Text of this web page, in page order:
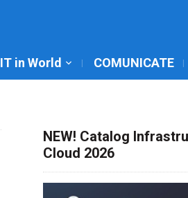
IT in World COMUNICATE
NEW! Catalog
Cloud 2026